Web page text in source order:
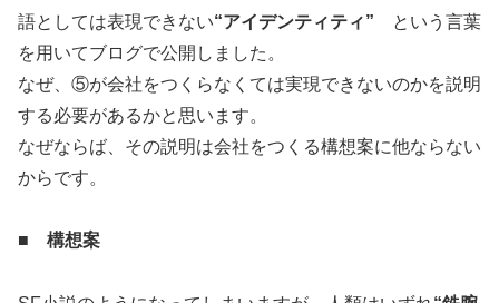
語としては表現できない“アイデンティティ” という言葉
を用いてブログで公開しました。
なぜ、⑤が会社をつくらなくては実現できないのかを説明
する必要があるかと思います。
なぜならば、その説明は会社をつくる構想案に他ならない
からです。
■ 構想案